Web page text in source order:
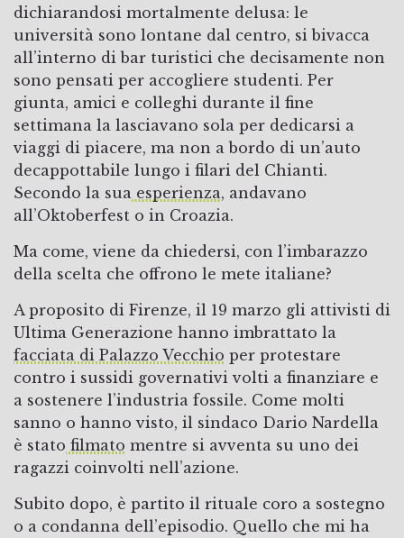
dichiarandosi mortalmente delusa: le
università sono lontane dal centro, si bivacca
all’interno di bar turistici che decisamente non
sono pensati per accogliere studenti. Per
giunta, amici e colleghi durante il fine
settimana la lasciavano sola per dedicarsi a
viaggi di piacere, ma non a bordo di un’auto
decappottabile lungo i filari del Chianti.
Secondo la sua esperienza, andavano
all’Oktoberfest o in Croazia.
Ma come, viene da chiedersi, con l’imbarazzo
della scelta che offrono le mete italiane?
A proposito di Firenze, il 19 marzo gli attivisti di
Ultima Generazione hanno imbrattato la
facciata di Palazzo Vecchio per protestare
contro i sussidi governativi volti a finanziare e
a sostenere l’industria fossile. Come molti
sanno o hanno visto, il sindaco Dario Nardella
è stato filmato mentre si avventa su uno dei
ragazzi coinvolti nell’azione.
Subito dopo, è partito il rituale coro a sostegno
o a condanna dell’episodio. Quello che mi ha